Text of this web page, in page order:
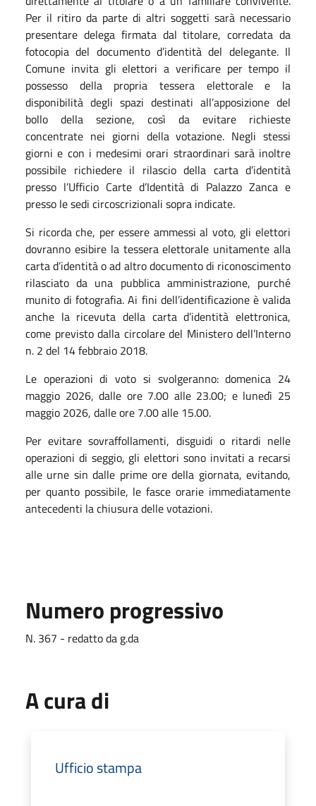
Per il ritiro da parte di altri soggetti sarà necessario
presentare delega firmata dal titolare, corredata da
fotocopia del documento d’identità del delegante. Il
Comune invita gli elettori a verificare per tempo il
possesso della propria tessera elettorale e la
disponibilità degli spazi destinati all’apposizione del
bollo della sezione, così da evitare richieste
concentrate nei giorni della votazione. Negli stessi
giorni e con i medesimi orari straordinari sarà inoltre
possibile richiedere il rilascio della carta d’identità
presso l’Ufficio Carte d’Identità di Palazzo Zanca e
presso le sedi circoscrizionali sopra indicate.
Si ricorda che, per essere ammessi al voto, gli elettori
dovranno esibire la tessera elettorale unitamente alla
carta d’identità o ad altro documento di riconoscimento
rilasciato da una pubblica amministrazione, purché
munito di fotografia. Ai fini dell’identificazione è valida
anche la ricevuta della carta d’identità elettronica,
come previsto dalla circolare del Ministero dell’Interno
n. 2 del 14 febbraio 2018.
Le operazioni di voto si svolgeranno:domenica 24
maggio 2026, dalle ore 7.00 alle 23.00; e lunedì 25
maggio 2026, dalle ore 7.00 alle 15.00.
Per evitare sovraffollamenti, disguidi o ritardi nelle
operazioni di seggio, gli elettori sono invitati a recarsi
alle urne sin dalle prime ore della giornata, evitando,
per quanto possibile, le fasce orarie immediatamente
antecedenti la chiusura delle votazioni.
Numero progressivo
N. 367 - redatto da g.da
A cura di
Ufficio stampa